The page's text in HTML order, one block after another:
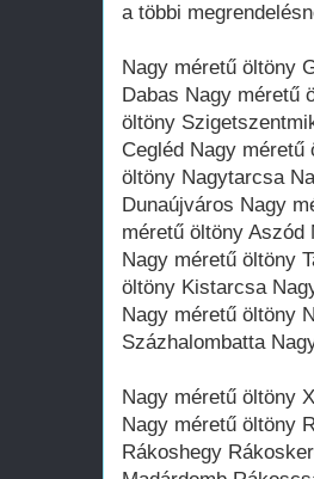
a többi
Nagy méretű öltöny
Dabas Nagy méretű
öltöny
Cegléd Nagy
öltöny Nagytarcsa
Dunaújváros Nagy
méretű öltöny
Nagy méretű öltöny
öltöny Kistarcsa
Nagy méretű öltöny
Százhalombatta
Nagy méretű öltöny
Nagy méretű öltöny
Rákoshegy